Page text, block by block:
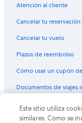
Atención al cliente
Cancelar tu
Cancelar tu vuelo
Plazos de reembolso
Cómo usar un cupón
Documentos de viajes
© 2026 Expedia, Inc.,
derechos reservados.
Este sitio utiliza
similares. Como se